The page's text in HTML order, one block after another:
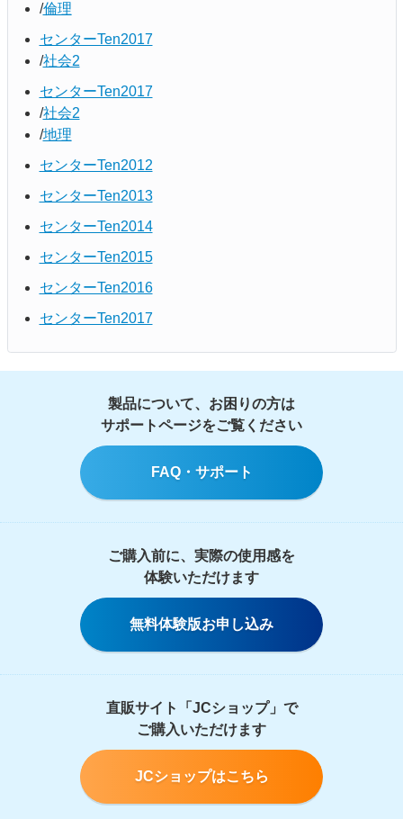
倫理
センターTen2017
社会2
センターTen2017
社会2
地理
センターTen2012
センターTen2013
センターTen2014
センターTen2015
センターTen2016
センターTen2017
製品について、お困りの方は
サポートページをご覧ください
FAQ・サポート
ご購入前に、実際の使用感を
体験いただけます
無料体験版お申し込み
直販サイト「JCショップ」で
ご購入いただけます
JCショップはこちら